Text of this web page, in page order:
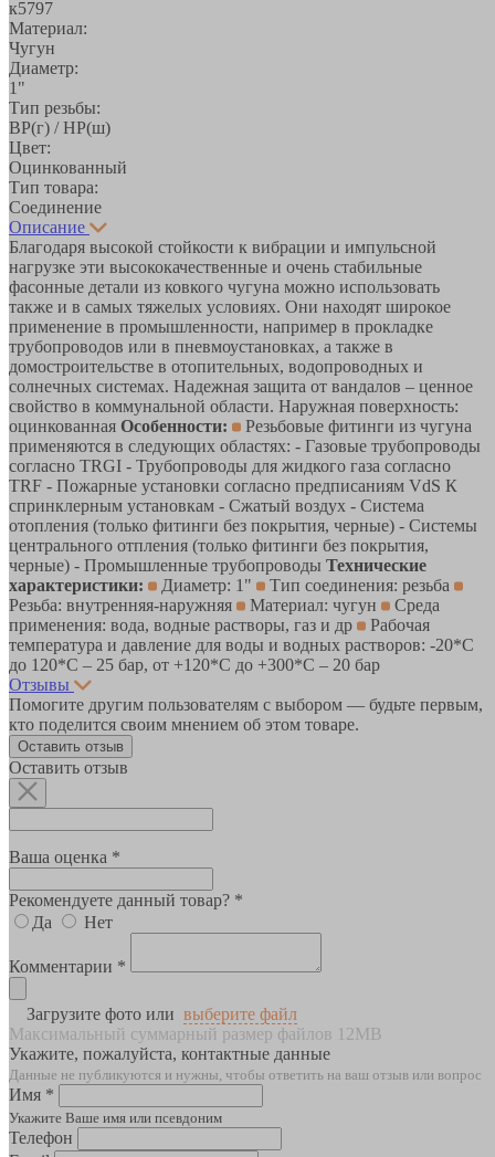
к5797
Материал:
Чугун
Диаметр:
1"
Тип резьбы:
ВР(г) / НР(ш)
Цвет:
Оцинкованный
Тип товара:
Соединение
Описание
Благодаря высокой стойкости к вибрации и импульсной
нагрузке эти высококачественные и очень стабильные
фасонные детали из ковкого чугуна можно использовать
также и в самых тяжелых условиях. Они находят широкое
применение в промышленности, например в прокладке
трубопроводов или в пневмоустановках, а также в
домостроительстве в отопительных, водопроводных и
солнечных системах. Надежная защита от вандалов – ценное
свойство в коммунальной области. Наружная поверхность:
оцинкованная Особенности:
Резьбовые фитинги из чугуна
применяются в следующих областях: - Газовые трубопроводы
согласно TRGI - Трубопроводы для жидкого газа согласно
TRF - Пожарные установки согласно предписаниям VdS К
спринклерным установкам - Сжатый воздух - Система
отопления (только фитинги без покрытия, черные) - Системы
центрального отпления (только фитинги без покрытия,
черные) - Промышленные трубопроводы Технические
характеристики:
Диаметр: 1"
Тип соединения: резьба
Резьба: внутренняя-наружняя
Материал: чугун
Среда
применения: вода, водные растворы, газ и др
Рабочая
температура и давление для воды и водных растворов: -20*C
до 120*С – 25 бар, от +120*C до +300*С – 20 бар
Отзывы
Помогите другим пользователям с выбором — будьте первым,
кто поделится своим мнением об этом товаре.
Оставить отзыв
Оставить отзыв
Ваша оценка *
Рекомендуете данный товар? *
Да
Нет
Комментарии *
Загрузите фото или выберите файл
Максимальный суммарный размер файлов 12MB
Укажите, пожалуйста, контактные данные
Данные не публикуются и нужны, чтобы ответить на ваш отзыв или вопрос
Имя *
Укажите Ваше имя или псевдоним
Телефон